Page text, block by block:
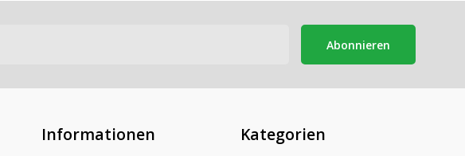
Abonnieren
Informationen Kategorien